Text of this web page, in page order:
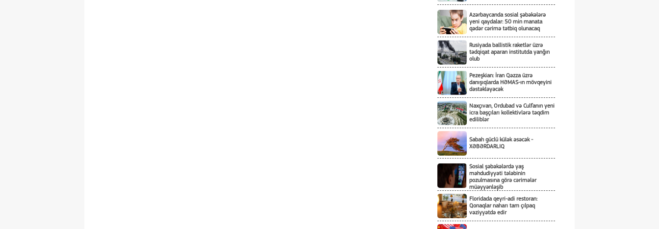
Azərbaycanda sosial şəbəkələrə
yeni qaydalar: 50 min manata
qədər cərimə tətbiq olunacaq
Rusiyada ballistik raketlər üzrə
tədqiqat aparan institutda yanğın
olub
Pezeşkian: İran Qəzza üzrə
danışıqlarda HƏMAS-ın mövqeyini
dəstəkləyəcək
Naxçıvan, Ordubad və Culfanın yeni
icra başçıları kollektivlərə təqdim
ediliblər
Sabah güclü külək əsəcək -
XƏBƏRDARLIQ
Sosial şəbəkələrdə yaş
məhdudiyyəti tələbinin
pozulmasına görə cərimələr
müəyyənləşib
Floridada qeyri-adi restoran:
Qonaqlar naharı tam çılpaq
vəziyyətdə edir